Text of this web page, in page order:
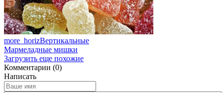
more_horizВертикальные
Мармеладные мишки
Загрузить еще похожие
Комментарии (0)
Написать